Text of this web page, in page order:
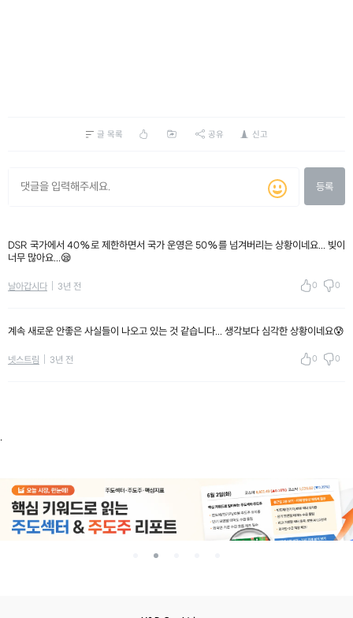
글 목록 공유 신고
등록
DSR 국가에서 40%로 제한하면서 국가 운영은 50%를 넘겨버리는 상황이네요... 빚이
너무 많아요...😪
날아갑시다 3년 전 0 0
계속 새로운 안좋은 사실들이 나오고 있는 것 같습니다... 생각보다 심각한 상황이네요😰
넷스트림 3년 전 0 0
.